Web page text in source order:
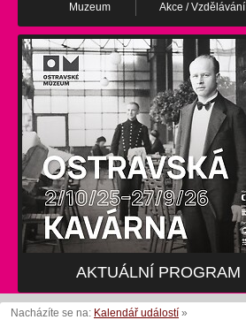
Muzeum Akce / Vzdělávání
AKTUÁLNÍ PROGRAM
Nacházíte se na: Kalendář událostí »